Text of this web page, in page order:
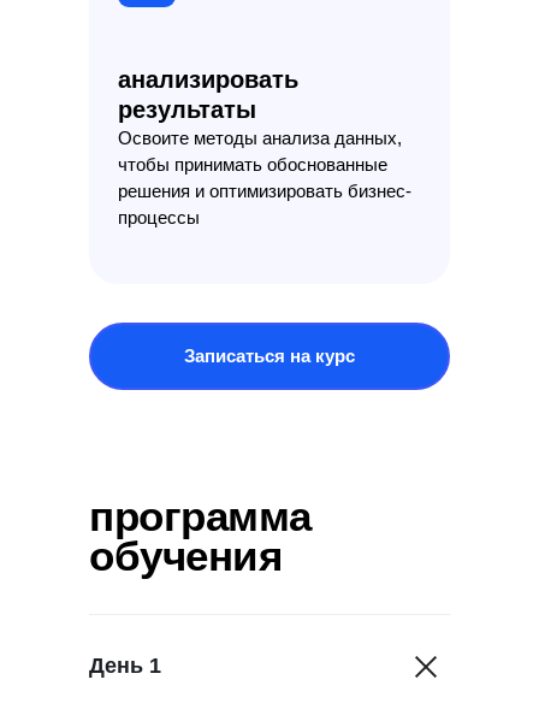
анализировать
результаты
Освоите методы анализа данных,
чтобы принимать обоснованные
решения и оптимизировать бизнес-
процессы
Записаться на курс
программа
обучения
День 1